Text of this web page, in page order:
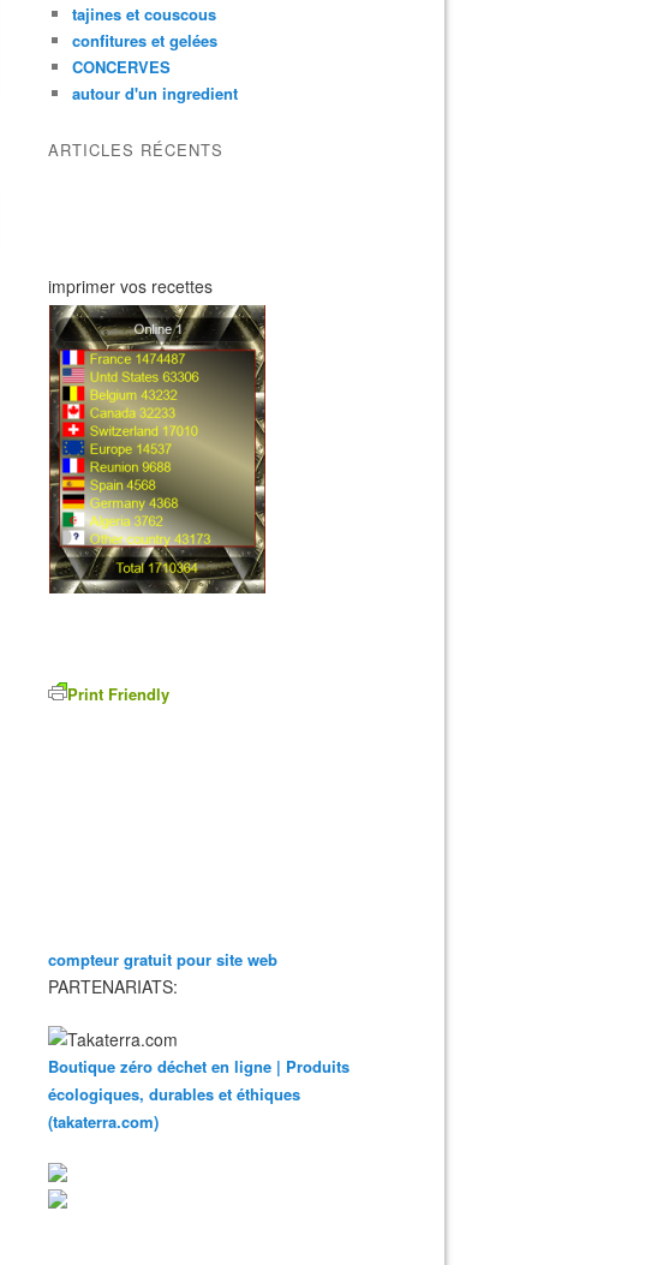
tajines et couscous
confitures et gelées
CONCERVES
autour d'un ingredient
ARTICLES RÉCENTS
imprimer vos recettes
Print Friendly
compteur gratuit pour site web
PARTENARIATS:
Boutique zéro déchet en ligne | Produits
écologiques, durables et éthiques
(takaterra.com)